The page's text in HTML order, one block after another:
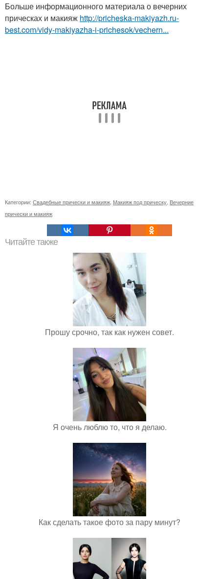
Больше информационного материала о вечерних
прическах и макияж http://pricheska-makiyazh.ru-
best.com/vidy-makiyazha-i-prichesok/vechern...
Категории: Свадебные прически и макияж Макияж под прическу Вечерние
прически и макияж
Читайте также
Прошу срочно, так как нужен совет.
Я очень люблю то, что я делаю.
Как сделать такое фото за пару минут?